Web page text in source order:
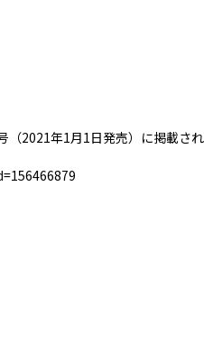
2021年1月1日発売）に掲載され